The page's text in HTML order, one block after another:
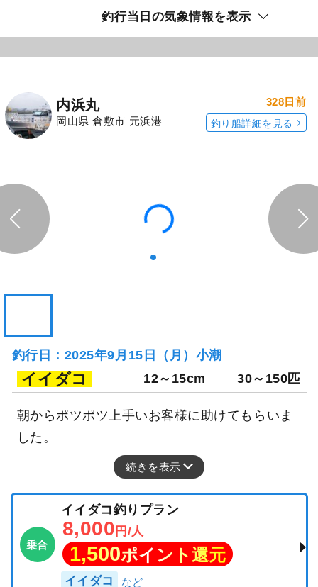
釣行当日の気象情報を表示
内浜丸
岡山県 倉敷市 元浜港
328日前
釣り船詳細を見る
釣行日：2025年9月15日（月）小潮
イイダコ 12～15cm 30～150匹
朝からポツポツ上手いお客様に助けてもらいま
した。
続きを表示
乗合
イイダコ釣りプラン
8,000 円/人
1,500ポイント還元
イイダコ